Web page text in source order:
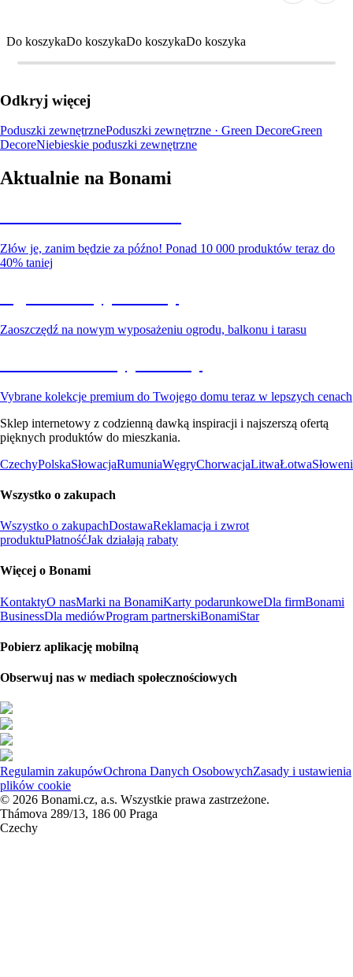
Do koszykaDo koszykaDo koszykaDo koszyka
Odkryj więcej
Poduszki zewnętrznePoduszki zewnętrzne · Green DecoreGreen
DecoreNiebieskie poduszki zewnętrzne
Aktualnie na Bonami
Złów je, zanim będzie za późno! Ponad 10 000 produktów teraz do
40% taniej
Zaoszczędź na nowym wyposażeniu ogrodu, balkonu i tarasu
Vybrane kolekcje premium do Twojego domu teraz w lepszych cenach
Sklep internetowy z codzienną dawką inspiracji i najszerszą ofertą
pięknych produktów do mieszkania.
CzechyPolskaSłowacjaRumuniaWęgryChorwacjaLitwaŁotwa
Wszystko o zakupach
Wszystko o zakupachDostawaReklamacja i zwrot
produktuPłatnośćJak działają rabaty
Więcej o Bonami
KontaktyO nasMarki na BonamiKarty podarunkoweDla firmBonami
BusinessDla mediówProgram partnerskiBonamiStar
Pobierz aplikację mobilną
Obserwuj nas w mediach społecznościowych
Regulamin zakupówOchrona Danych OsobowychZasady i ustawienia
plików cookie
© 2026 Bonami.cz, a.s. Wszystkie prawa zastrzeżone.
Thámova 289/13, 186 00 Praga
Czechy